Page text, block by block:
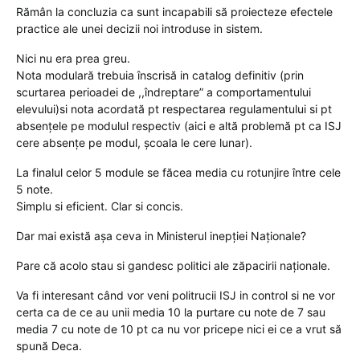
Rămân la concluzia ca sunt incapabili să proiecteze efectele
practice ale unei decizii noi introduse in sistem.
Nici nu era prea greu.
Nota modulară trebuia înscrisă in catalog definitiv (prin
scurtarea perioadei de ,,îndreptare” a comportamentului
elevului)si nota acordată pt respectarea regulamentului si pt
absențele pe modulul respectiv (aici e altă problemă pt ca ISJ
cere absențe pe modul, școala le cere lunar).
La finalul celor 5 module se făcea media cu rotunjire între cele
5 note.
Simplu si eficient. Clar si concis.
Dar mai există așa ceva in Ministerul inepției Naționale?
Pare că acolo stau si gandesc politici ale zăpacirii naționale.
Va fi interesant când vor veni politrucii ISJ in control si ne vor
certa ca de ce au unii media 10 la purtare cu note de 7 sau
media 7 cu note de 10 pt ca nu vor pricepe nici ei ce a vrut să
spună Deca.